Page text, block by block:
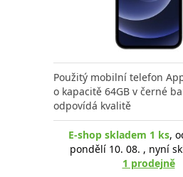
Použitý mobilní telefon
o kapacitě 64GB v černé
odpovídá kvalitě
E-shop skladem 1 ks,
pondělí 10. 08. , nyní
1 prodejně